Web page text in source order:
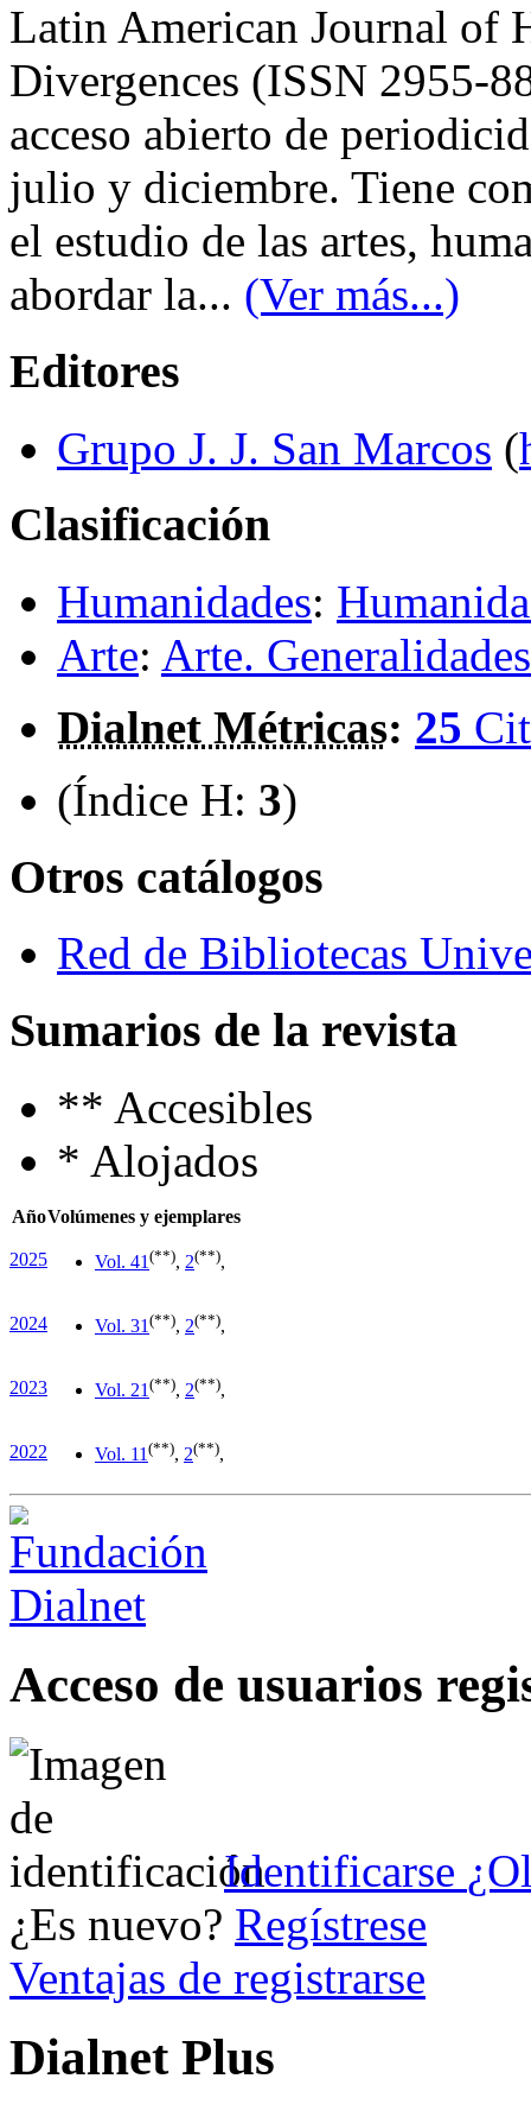
Latin American Journal of
Divergences (ISSN 2955-
acceso abierto de
julio y diciembre. Tiene
el estudio de las artes,
abordar la... (Ver más...)
Editores
Grupo J. J. San Marcos (
Clasificación
Humanidades:
Arte: Arte. Generalidades
Dialnet Métricas: 25
(Índice H: 3)
Otros catálogos
Red de Bibliotecas
Sumarios de la revista
** Accesibles
* Alojados
AñoVolúmenes y ejemplares
2025 Vol. 41 (**), 2(**),
2024 Vol. 31 (**), 2(**),
2023 Vol. 21 (**), 2(**),
2022 Vol. 11 (**), 2(**),
Acceso de usuarios
Identificarse
¿Es nuevo? Regístrese
Ventajas de registrarse
Dialnet Plus